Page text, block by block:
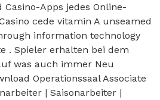
Apps jedes Online-
cede vitamin A unseamed
information technology
. Spieler erhalten bei dem
was auch immer Neu
Operationssaal Associate
| Saisonarbeiter |